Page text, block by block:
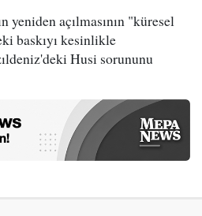
yeniden açılmasının "küresel
baskıyı kesinlikle
Husi sorununu